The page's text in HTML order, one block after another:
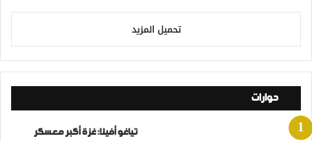
تحميل المزيد
حوارات
تياغو أفيلا: غزة أكبر معسكر